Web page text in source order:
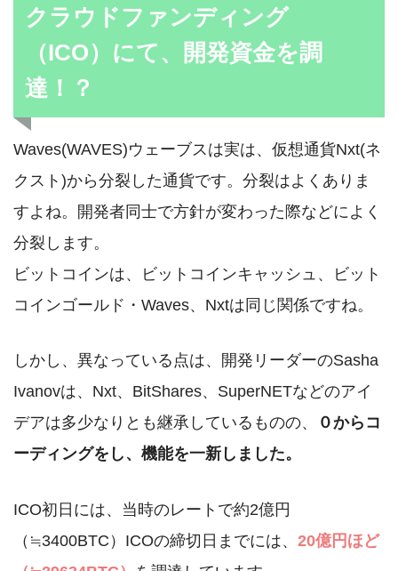
クラウドファンディング
（ICO）にて、開発資金を調
達！？
Waves(WAVES)ウェーブスは実は、仮想通貨Nxt(ネ
クスト)から分裂した通貨です。分裂はよくありま
すよね。開発者同士で方針が変わった際などによく
分裂します。
ビットコインは、ビットコインキャッシュ、ビット
コインゴールド・Waves、Nxtは同じ関係ですね。
しかし、異なっている点は、開発リーダーのSasha
Ivanovは、Nxt、BitShares、SuperNETなどのアイ
デアは多少なりとも継承しているものの、
０からコ
ーディングをし、機能を一新しました。
ICO初日には、当時のレートで約2億円
（≒3400BTC）ICOの締切日までには、 20億円ほど